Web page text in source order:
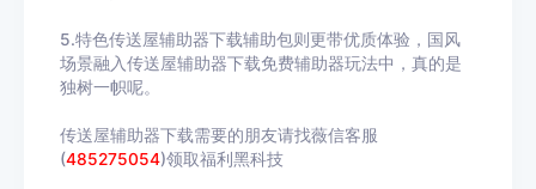
5.特色传送屋辅助器下载辅助包则更带优质体验，国风
场景融入传送屋辅助器下载免费辅助器玩法中，真的是
独树一帜呢。
传送屋辅助器下载需要的朋友请找薇信客服
(485275054)领取福利黑科技